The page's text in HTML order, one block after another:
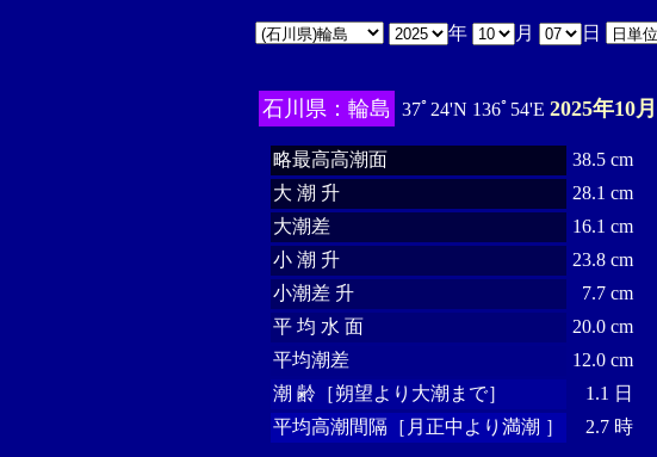
年 月 日
石川県：輪島 37ﾟ24'N 136ﾟ54'E 2025年10
略最高高潮面
38.5 cm
大 潮 升
28.1 cm
大潮差
16.1 cm
小 潮 升
23.8 cm
小潮差 升
7.7 cm
平 均 水 面
20.0 cm
平均潮差
12.0 cm
潮 齢［朔望より大潮まで］
1.1 日
平均高潮間隔［月正中より満潮 ］
2.7 時